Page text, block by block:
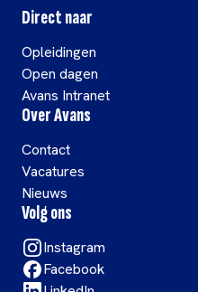
Direct naar
Opleidingen
Open dagen
Avans Intranet
Over Avans
Contact
Vacatures
Nieuws
Volg ons
Instagram
Facebook